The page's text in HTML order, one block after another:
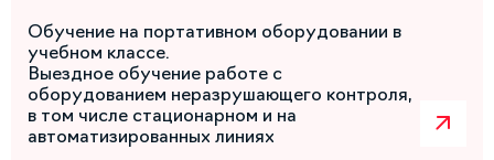
Обучение на портативном оборудовании в
учебном классе.
Выездное обучение работе с
оборудованием неразрушающего контроля,
в том числе стационарном и на
автоматизированных линиях